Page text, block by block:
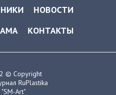
НОВОСТИ
КОНТАКТЫ
© Copyright
RuPlastika
Art"